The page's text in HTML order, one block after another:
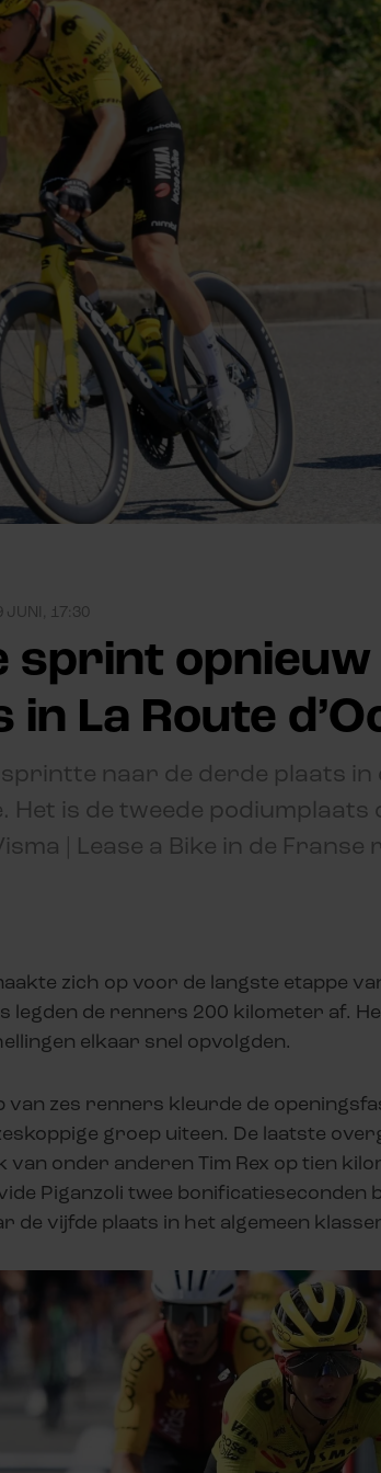
JUNI, 17:30
sprint
in La Route
sprintte naar de derde plaats in
Het is de tweede
| Lease a Bike in de
zich op voor de langste etappe
legden de renners 200 kilometer af.
elkaar snel opvolgden.
van zes renners kleurde de
groep uiteen. De laatste
van onder anderen Tim Rex op tien
Piganzoli twee bonificatieseconden
de vijfde plaats in het algemeen